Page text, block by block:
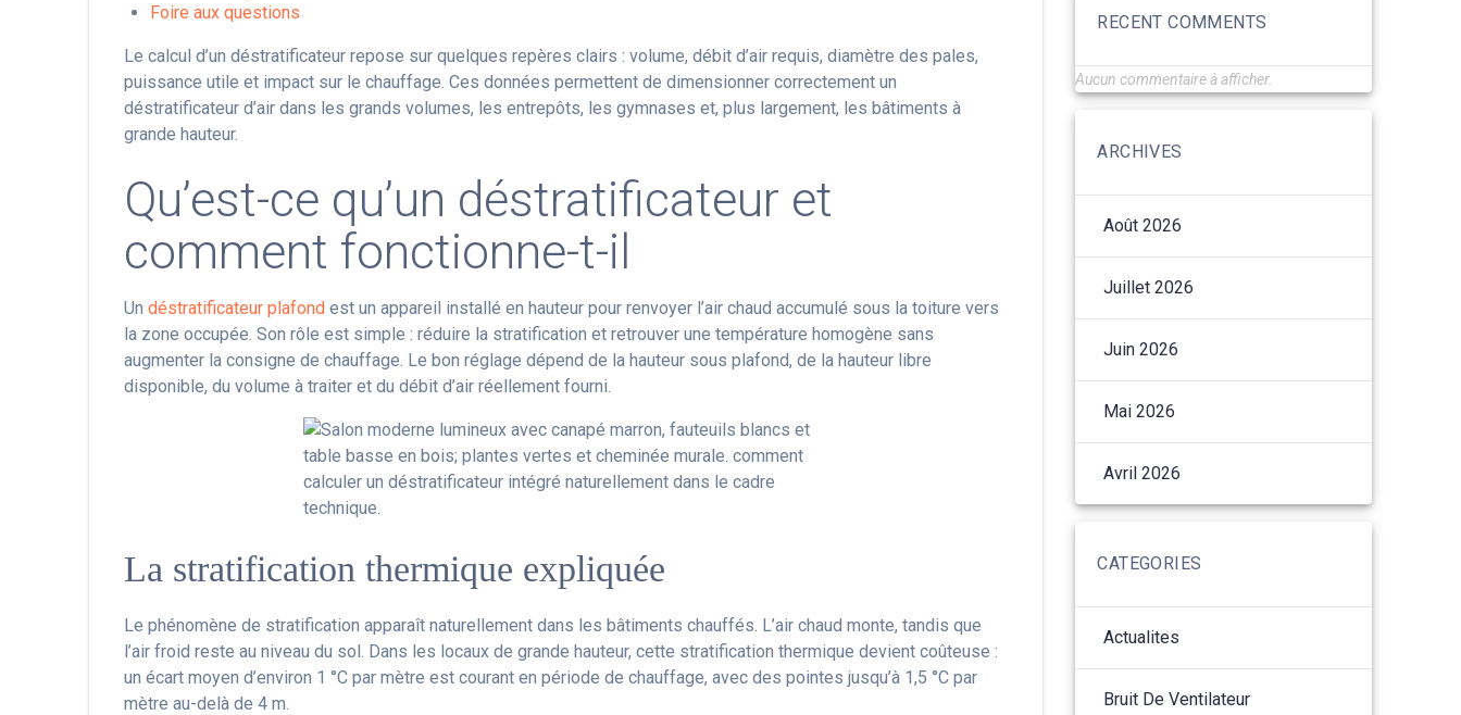
Foire aux questions
Le calcul d’un déstratificateur repose sur quelques repères clairs : volume, débit d’air requis, diamètre des pales,
puissance utile et impact sur le chauffage. Ces données permettent de dimensionner correctement un
déstratificateur d’air dans les grands volumes, les entrepôts, les gymnases et, plus largement, les bâtiments à
grande hauteur.
Qu’est-ce qu’un déstratificateur et
comment fonctionne-t-il
Undéstratificateur plafond est un appareil installé en hauteur pour renvoyer l’air chaud accumulé sous la toiture vers
la zone occupée. Son rôle est simple : réduire la stratification et retrouver une température homogène sans
augmenter la consigne de chauffage. Le bon réglage dépend de la hauteur sous plafond, de la hauteur libre
disponible, du volume à traiter et du débit d’air réellement fourni.
La stratification thermique expliquée
Le phénomène de stratification apparaît naturellement dans les bâtiments chauffés. L’air chaud monte, tandis que
l’air froid reste au niveau du sol. Dans les locaux de grande hauteur, cette stratification thermique devient coûteuse :
un écart moyen d’environ 1 °C par mètre est courant en période de chauffage, avec des pointes jusqu’à 1,5 °C par
mètre au-delà de 4 m.
RECENT COMMENTS
Aucun commentaire à afficher.
ARCHIVES
Août 2026
Juillet 2026
Juin 2026
Mai 2026
Avril 2026
CATEGORIES
Actualites
Bruit De Ventilateur